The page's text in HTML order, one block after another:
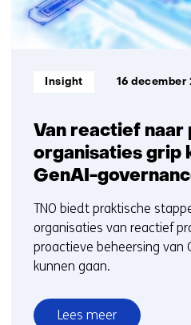
Van reactief naar
organisaties grip
GenAI-
Informatietype:
Insight 16 december
TNO biedt praktische
organisaties van reactief
proactieve beheersing van
kunnen gaan.
Lees meer